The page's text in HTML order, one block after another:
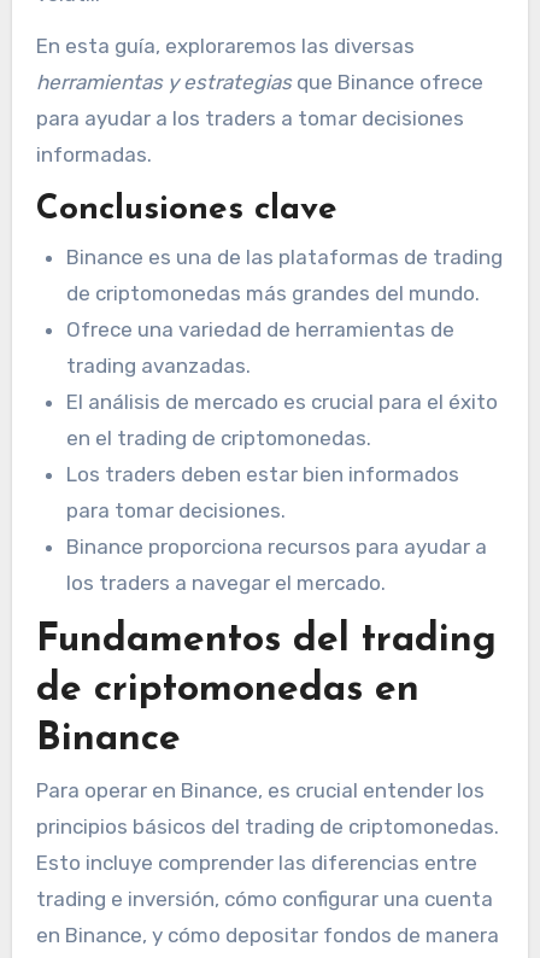
En esta guía, exploraremos las diversas
herramientas y estrategiasque Binance ofrece
para ayudar a los traders a tomar decisiones
informadas.
Conclusiones clave
Binance es una de las plataformas de trading
de criptomonedas más grandes del mundo.
Ofrece una variedad de herramientas de
trading avanzadas.
El análisis de mercado es crucial para el éxito
en el trading de criptomonedas.
Los traders deben estar bien informados
para tomar decisiones.
Binance proporciona recursos para ayudar a
los traders a navegar el mercado.
Fundamentos del trading
de criptomonedas en
Binance
Para operar en Binance, es crucial entender los
principios básicos del trading de criptomonedas.
Esto incluye comprender las diferencias entre
trading e inversión, cómo configurar una cuenta
en Binance, y cómo depositar fondos de manera